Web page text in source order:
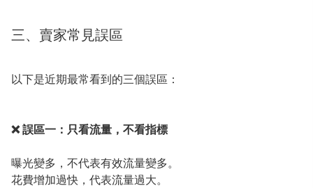
三、賣家常見誤區
以下是近期最常看到的三個誤區：
❌ 誤區一：只看流量，不看指標
曝光變多，不代表有效流量變多。
花費增加過快，代表流量過大。